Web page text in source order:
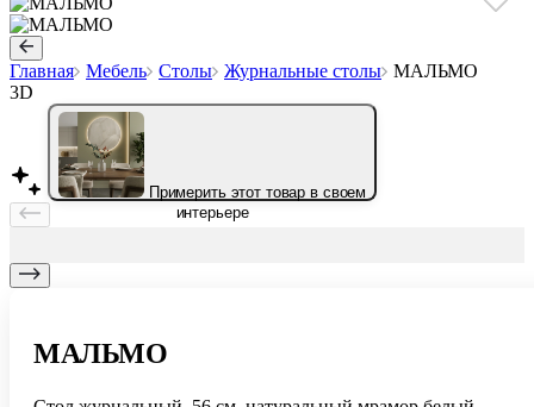
Главная Мебель Столы Журнальные столы МАЛЬМО
3D
Примерить этот товар в своем
интерьере
МАЛЬМО